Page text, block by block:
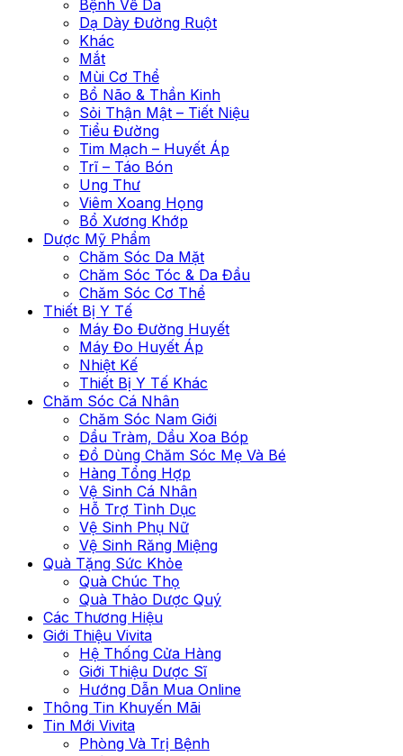
Bệnh Về Da
Dạ Dày Đường Ruột
Khác
Mắt
Mùi Cơ Thể
Bổ Não & Thần Kinh
Sỏi Thận Mật – Tiết Niệu
Tiểu Đường
Tim Mạch – Huyết Áp
Trĩ – Táo Bón
Ung Thư
Viêm Xoang Họng
Bổ Xương Khớp
Dược Mỹ Phẩm
Chăm Sóc Da Mặt
Chăm Sóc Tóc & Da Đầu
Chăm Sóc Cơ Thể
Thiết Bị Y Tế
Máy Đo Đường Huyết
Máy Đo Huyết Áp
Nhiệt Kế
Thiết Bị Y Tế Khác
Chăm Sóc Cá Nhân
Chăm Sóc Nam Giới
Dầu Tràm, Dầu Xoa Bóp
Đồ Dùng Chăm Sóc Mẹ Và Bé
Hàng Tổng Hợp
Vệ Sinh Cá Nhân
Hỗ Trợ Tình Dục
Vệ Sinh Phụ Nữ
Vệ Sinh Răng Miệng
Quà Tặng Sức Khỏe
Quà Chúc Thọ
Quà Thảo Dược Quý
Các Thương Hiệu
Giới Thiệu Vivita
Hệ Thống Cửa Hàng
Giới Thiệu Dược Sĩ
Hướng Dẫn Mua Online
Thông Tin Khuyến Mãi
Tin Mới Vivita
Phòng Và Trị Bệnh